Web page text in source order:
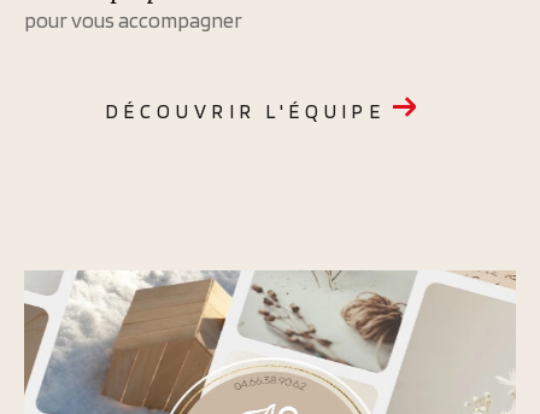
pour vous accompagner
DÉCOUVRIR L'ÉQUIPE